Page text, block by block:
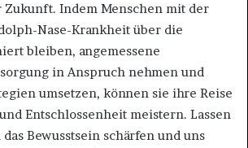
Zukunft. Indem Menschen mit der
Nase-Krankheit über die
bleiben, angemessene
in Anspruch nehmen und
umsetzen, können sie ihre Reise
Entschlossenheit meistern. Lassen
Bewusstsein schärfen und uns